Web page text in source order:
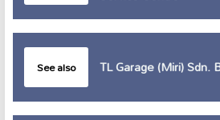
See also TL Garage (Miri) Sdn.